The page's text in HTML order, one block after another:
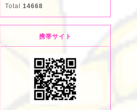
Total 14668
携帯サイト